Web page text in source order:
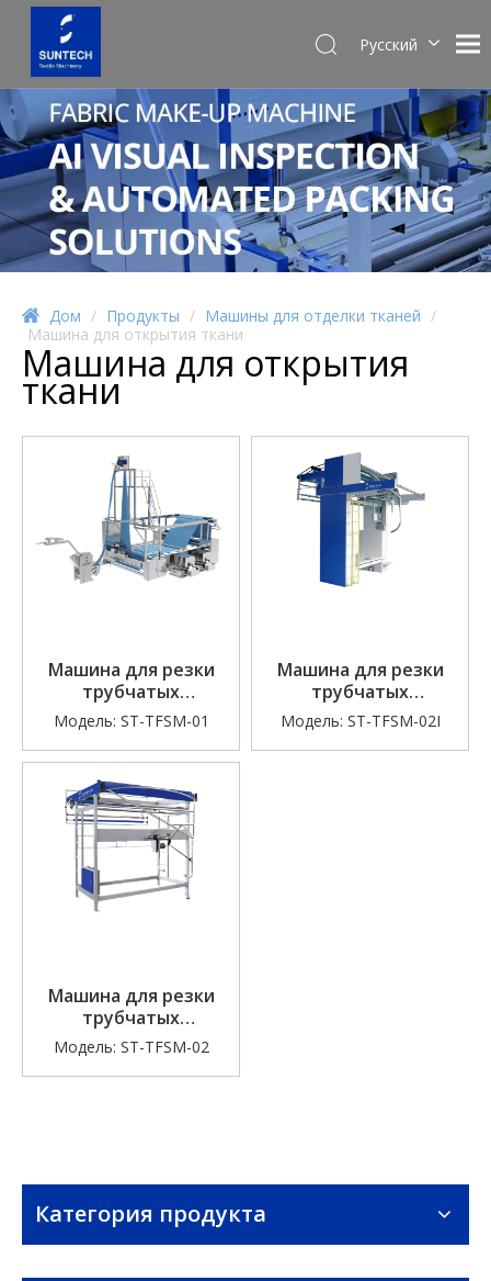
Pусский
Español
Дом / Продукты / Машины для отделки тканей /
Машина для открытия ткани
Машина для открытия
ткани
Машина для резки
трубчатых
материалов
(разжиматель
канатов)
Модель: ST-TFSM-01
Машина для резки
трубчатых
материалов
(идеально подходит
для трикотажной
Модель: ST-TFSM-02I
Машина для резки
трубчатых
материалов
(экономичного типа)
Модель: ST-TFSM-02
Категория продукта